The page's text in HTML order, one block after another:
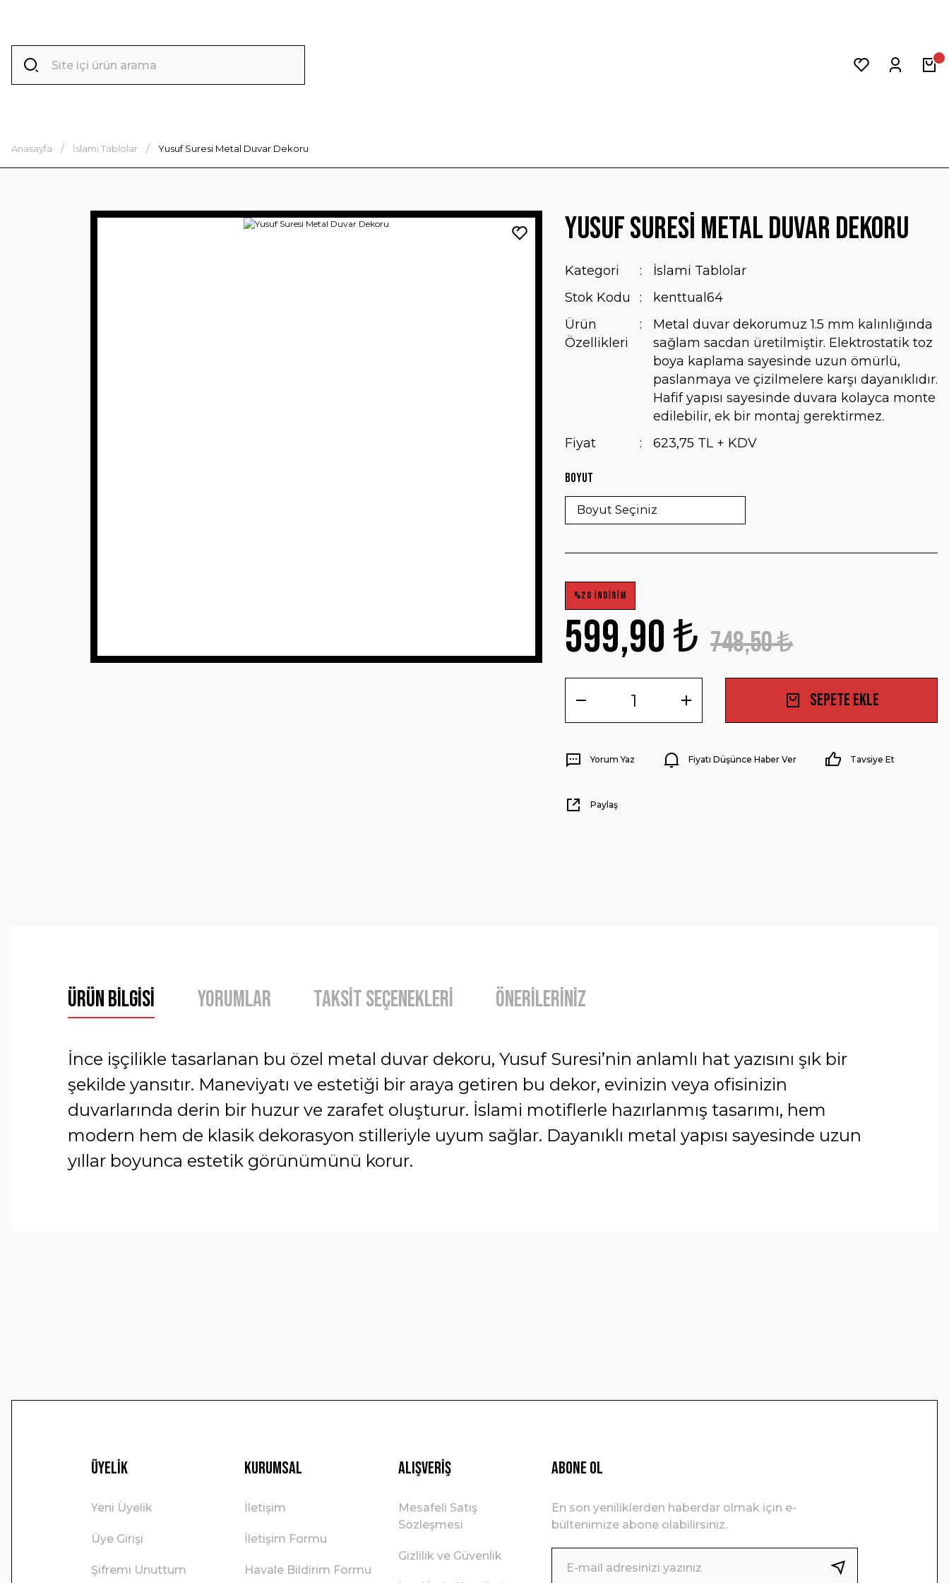
Anasayfa İslami Tablolar Yusuf Suresi Metal Duvar Dekoru
Yusuf Suresi Metal Duvar Dekoru
Kategori
İslami Tablolar
Stok Kodu
kenttual64
Ürün
Özellikleri
Metal duvar dekorumuz 1.5 mm kalınlığında
sağlam sacdan üretilmiştir. Elektrostatik toz
boya kaplama sayesinde uzun ömürlü,
paslanmaya ve çizilmelere karşı dayanıklıdır.
Hafif yapısı sayesinde duvara kolayca monte
edilebilir, ek bir montaj gerektirmez.
Fiyat
623,75 TL + KDV
Boyut
%20 İNDİRİM
599,90 ₺ 748,50 ₺
Sepete Ekle
Yorum Yaz Fiyatı Düşünce Haber Ver Tavsiye Et
Paylaş
Ürün Bilgisi Yorumlar Taksit Seçenekleri Önerileriniz
İnce işçilikle tasarlanan bu özel metal duvar dekoru, Yusuf Suresi’nin anlamlı hat yazısını şık bir
şekilde yansıtır. Maneviyatı ve estetiği bir araya getiren bu dekor, evinizin veya ofisinizin
duvarlarında derin bir huzur ve zarafet oluşturur. İslami motiflerle hazırlanmış tasarımı, hem
modern hem de klasik dekorasyon stilleriyle uyum sağlar. Dayanıklı metal yapısı sayesinde uzun
yıllar boyunca estetik görünümünü korur.
Üyelik
Yeni Üyelik
Üye Girişi
Şifremi Unuttum
Kurumsal
İletişim
İletişim Formu
Havale Bildirim Formu
Alışveriş
Mesafeli Satış
Sözleşmesi
Gizlilik ve Güvenlik
ABONE OL
En son yeniliklerden haberdar olmak için e-
bültenimize abone olabilirsiniz.